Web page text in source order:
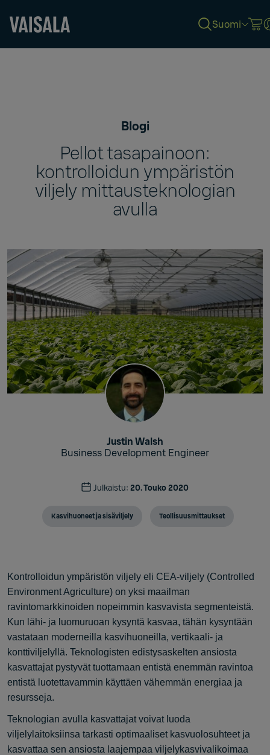
Suomi
Blogi
Pellot tasapainoon:
kontrolloidun ympäristön
viljely mittausteknologian
avulla
Justin Walsh
Business Development Engineer
Julkaistu: 20. Touko 2020
Kasvihuoneet ja sisäviljely Teollisuusmittaukset
Kontrolloidun ympäristön viljely eli CEA-viljely (Controlled
Environment Agriculture) on yksi maailman
ravintomarkkinoiden nopeimmin kasvavista segmenteistä.
Kun lähi- ja luomuruoan kysyntä kasvaa, tähän kysyntään
vastataan moderneilla kasvihuoneilla, vertikaali- ja
konttiviljelyllä. Teknologisten edistysaskelten ansiosta
kasvattajat pystyvät tuottamaan entistä enemmän ravintoa
entistä luotettavammin käyttäen vähemmän energiaa ja
resursseja.
Teknologian avulla kasvattajat voivat luoda
viljelylaitoksiinsa tarkasti optimaaliset kasvuolosuhteet ja
kasvattaa sen ansiosta laajempaa viljelykasvivalikoimaa